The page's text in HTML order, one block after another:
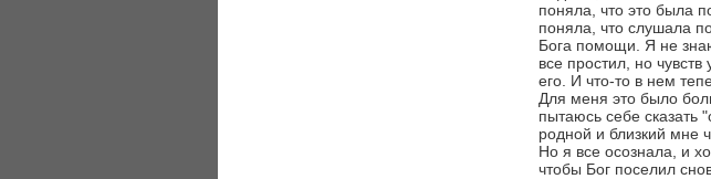
поняла, что это была
поняла, что слушала
Бога помощи. Я не
все простил, но
его. И что-то в нем
Для меня это было
пытаюсь себе сказать
родной и близкий мне
Но я все осознала, и
чтобы Бог поселил